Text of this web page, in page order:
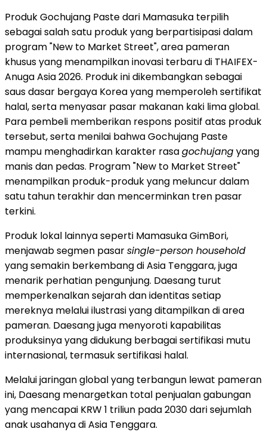
Produk Gochujang Paste dari Mamasuka terpilih
sebagai salah satu produk yang berpartisipasi dalam
program "New to Market Street", area pameran
khusus yang menampilkan inovasi terbaru di THAIFEX-
Anuga Asia 2026. Produk ini dikembangkan sebagai
saus dasar bergaya Korea yang memperoleh sertifikat
halal, serta menyasar pasar makanan kaki lima global.
Para pembeli memberikan respons positif atas produk
tersebut, serta menilai bahwa Gochujang Paste
mampu menghadirkan karakter rasagochujangyang
manis dan pedas. Program "New to Market Street"
menampilkan produk-produk yang meluncur dalam
satu tahun terakhir dan mencerminkan tren pasar
terkini.
Produk lokal lainnya seperti Mamasuka GimBori,
menjawab segmen pasarsingle-person household
yang semakin berkembang di Asia Tenggara, juga
menarik perhatian pengunjung. Daesang turut
memperkenalkan sejarah dan identitas setiap
mereknya melalui ilustrasi yang ditampilkan di area
pameran. Daesang juga menyoroti kapabilitas
produksinya yang didukung berbagai sertifikasi mutu
internasional, termasuk sertifikasi halal.
Melalui jaringan global yang terbangun lewat pameran
ini, Daesang menargetkan total penjualan gabungan
yang mencapai KRW 1 triliun pada 2030 dari sejumlah
anak usahanya di Asia Tenggara.